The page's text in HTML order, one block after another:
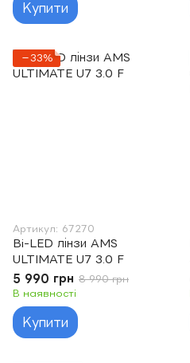
Купити
−33%
Артикул: 67270
Bi-LED лінзи AMS
ULTIMATE U7 3.0 F
5 990 грн 8 990 грн
В наявності
Купити